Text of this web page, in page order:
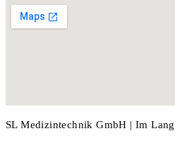
SL Medizintechnik GmbH | Im